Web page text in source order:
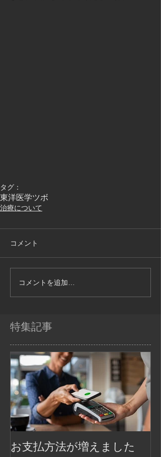
タグ：
東洋医学ツボ
治療について
コメント
コメントを追加…
特集記事
お支払方法が増えました